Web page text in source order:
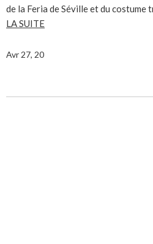
de la Feria de Séville et du costume
LA SUITE
Avr 27, 20